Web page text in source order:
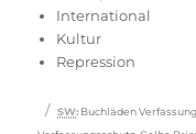
International
Kultur
Repression
Schlagwörter
SW: Buchläden